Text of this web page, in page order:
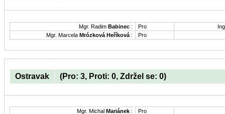
Mgr. Radim Babinec : Pro
Mgr. Marcela Mrózková Heříková : Pro
Ostravak (Pro: 3, Proti: 0, Zdržel se: 0)
Mgr. Michal Mariánek :
Pro